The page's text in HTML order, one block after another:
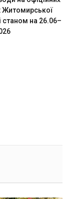
Житомирської
станом на 26.06–